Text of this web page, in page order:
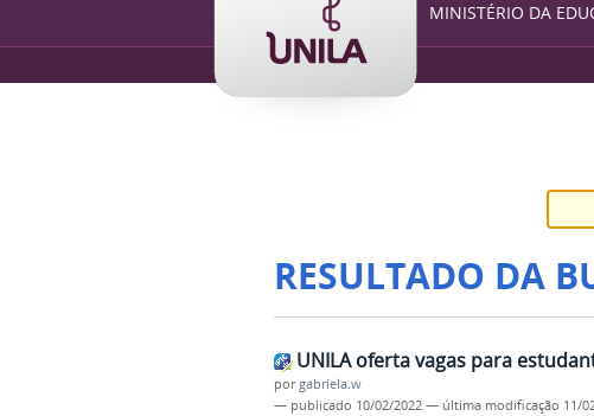
MINISTÉRIO DA
RESULTADO DA
UNILA oferta vagas para
porgabriela.w
— publicado 10/02/2022 — última modificação 11/